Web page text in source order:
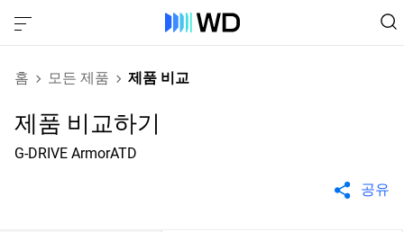
홈 모든 제품 제품 비교
제품 비교하기
G-DRIVE ArmorATD
공유